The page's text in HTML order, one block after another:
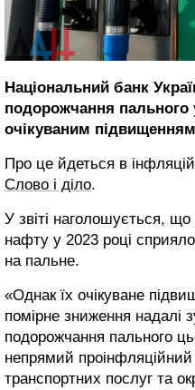
Національний банк
подорожчання пального
очікуваним
Про це йдеться в
Слово і діло.
У звіті наголошується,
нафту у 2023 році
на пальне.
«Однак їх очікуване
помірне зниження
подорожчання пального
непрямий проінфляційний
транспортних послуг та